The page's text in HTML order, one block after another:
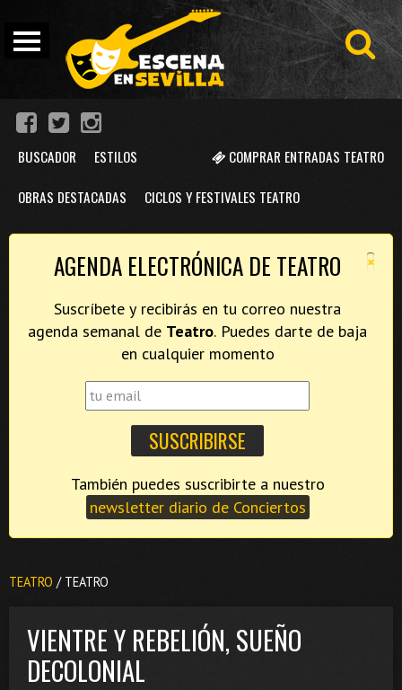
COMPRAR ENTRADAS TEATRO
BUSCADOR ESTILOS
OBRAS DESTACADAS CICLOS Y FESTIVALES TEATRO
×
AGENDA ELECTRÓNICA DE TEATRO
Suscríbete y recibirás en tu correo nuestra
agenda semanal de Teatro. Puedes darte de baja
en cualquier momento
newsletter diario de Conciertos
TEATRO / TEATRO
VIENTRE Y REBELIÓN, SUEÑO
DECOLONIAL